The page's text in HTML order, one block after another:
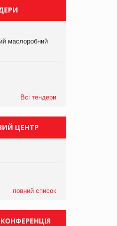
компанії «УкраМарин»
маслоробний
Всі тендери
ЦЕНТР
повний список